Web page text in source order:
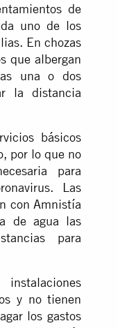
de
uno de los
En chozas
que albergan
una o dos
la distancia
básicos
por lo que no
para
Las
con Amnistía
de agua las
para
y no tienen
los gastos